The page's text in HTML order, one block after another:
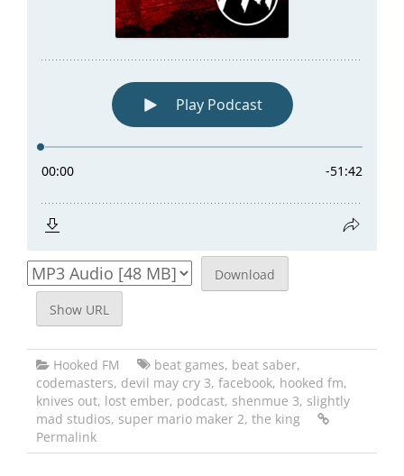
Download
Show URL
Hooked FM beat games, beat saber,
codemasters, devil may cry 3, facebook, hooked fm,
knives out, lost ember, podcast, shenmue 3, slightly
mad studios, super mario maker 2, the king
Permalink